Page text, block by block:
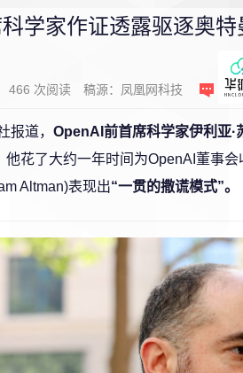
学家作证透露驱逐奥
466 次阅读 稿源： 凤凰网科技 0条
报道， OpenAI前首席科学家伊利亚
他花了大约一年时间为OpenAI董事
Altman)表现出“一贯的撒谎模式”。